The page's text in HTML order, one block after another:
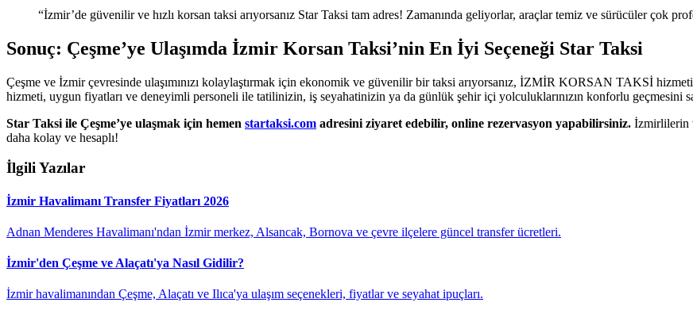
“İzmir’de güvenilir ve hızlı korsan taksi arıyorsanız Star Taksi tam adres! Zamanında geliyorlar, araçlar temiz ve sürücüler çok
Sonuç: Çeşme’ye Ulaşımda İzmir Korsan Taksi’nin En İyi Seçeneği Star Taksi
Çeşme ve İzmir çevresinde ulaşımınızı kolaylaştırmak için ekonomik ve güvenilir bir taksi arıyorsanız, İZMİR KORSAN TAKSİ
hizmeti, uygun fiyatları ve deneyimli personeli ile tatilinizin, iş seyahatinizin ya da günlük şehir içi yolculuklarınızın konforlu geçmesini
Star Taksi ile Çeşme’ye ulaşmak için hemen startaksi.com adresini ziyaret edebilir, online rezervasyon yapabilirsiniz. İzmirlilerin
daha kolay ve hesaplı!
İlgili Yazılar
İzmir Havalimanı Transfer Fiyatları 2026
Adnan Menderes Havalimanı'ndan İzmir merkez, Alsancak, Bornova ve çevre ilçelere güncel transfer ücretleri.
İzmir'den Çeşme ve Alaçatı'ya Nasıl Gidilir?
İzmir havalimanından Çeşme, Alaçatı ve Ilıca'ya ulaşım seçenekleri, fiyatlar ve seyahat ipuçları.